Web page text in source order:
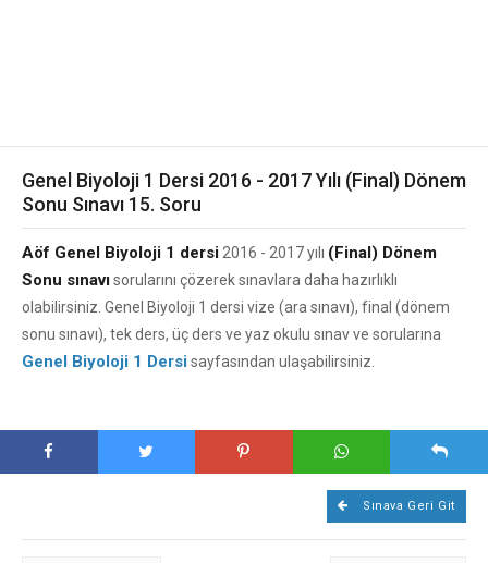
Genel Biyoloji 1 Dersi 2016 - 2017 Yılı (Final) Dönem
Sonu Sınavı 15. Soru
Aöf Genel Biyoloji 1 dersi 2016 - 2017 yılı (Final) Dönem
Sonu sınavısorularını çözerek sınavlara daha hazırlıklı
olabilirsiniz. Genel Biyoloji 1 dersi vize (ara sınavı), final (dönem
sonu sınavı), tek ders, üç ders ve yaz okulu sınav ve sorularına
Genel Biyoloji 1 Dersisayfasından ulaşabilirsiniz.
Sınava Geri Git